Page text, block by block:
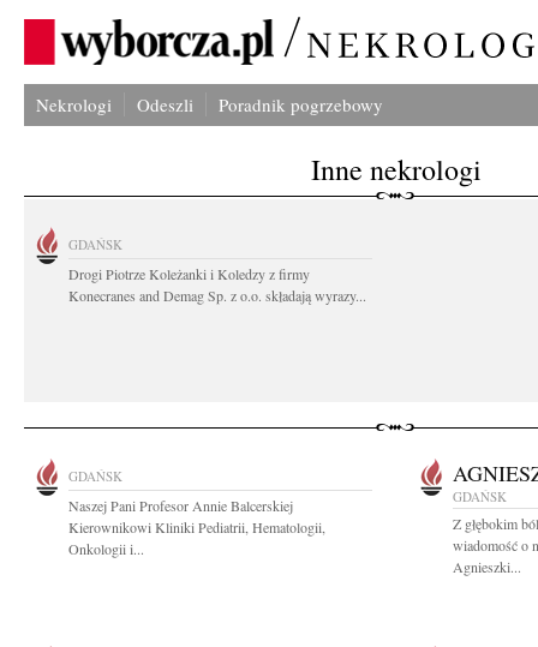
Nekrologi Odeszli Poradnik pogrzebowy
Inne nekrologi
GDAŃSK
Drogi Piotrze Koleżanki i Koledzy z firmy
Konecranes and Demag Sp. z o.o. składają wyrazy...
GDAŃSK
Naszej Pani Profesor Annie Balcerskiej
Kierownikowi Kliniki Pediatrii, Hematologii,
Onkologii i...
GDAŃSK
Z głębokim
wiadomość o
Agnieszki...